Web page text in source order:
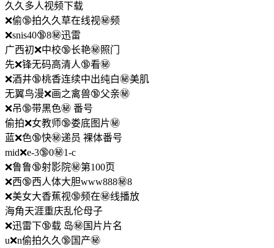
久久多人视频下载
❌偷🔞拍久久草在线视㊙️频
❌snis40🔞8㊙️迅雷
广西初❌中校🔞长艳㊙️照门
先❌锋无码高清人🔞看㊙️
❌酒井🔞桃香连续中出纯白㊙️美肌
无翼鸟漫❌画之禽兽🔞父亲㊙️
❌吊🔞带黑色㊙️ 番号
偷拍❌女教师🔞娄底图片㊙️
蓝❌色🔞快㊙️递员 裸体番号
mid❌e-3🔞0㊙️1-c
❌鲁鲁🔞射影院㊙️第100页
❌西🔞西人体大胆www888㊙️8
❌美女大香蕉视🔞频在㊙️线播放
海角天涯重庆乱伦母子
❌迅雷下🔞载 岛㊙️国片片名
u❌n偷拍久久🔞国产㊙️